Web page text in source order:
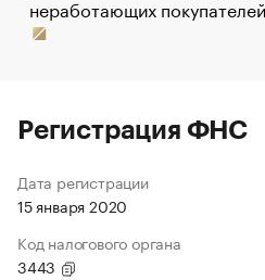
неработающих
Регистрация ФНС
Дата регистрации
15 января 2020
Код налогового органа
3443